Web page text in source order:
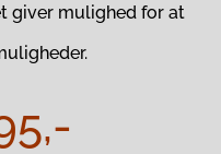
giver mulighed for at